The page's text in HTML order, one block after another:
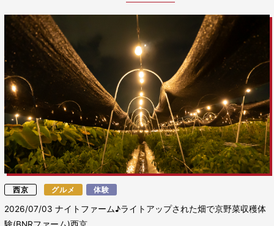
西京 グルメ 体験
2026/07/03ナイトファーム♪ライトアップされた畑で京野菜収穫体